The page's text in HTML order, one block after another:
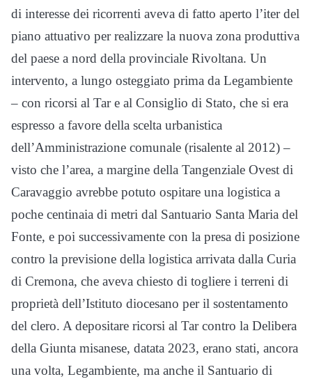
di interesse dei ricorrenti aveva di fatto aperto l’iter del
piano attuativo per realizzare la nuova zona produttiva
del paese a nord della provinciale Rivoltana. Un
intervento, a lungo osteggiato prima da Legambiente
– con ricorsi al Tar e al Consiglio di Stato, che si era
espresso a favore della scelta urbanistica
dell’Amministrazione comunale (risalente al 2012) –
visto che l’area, a margine della Tangenziale Ovest di
Caravaggio avrebbe potuto ospitare una logistica a
poche centinaia di metri dal Santuario Santa Maria del
Fonte, e poi successivamente con la presa di posizione
contro la previsione della logistica arrivata dalla Curia
di Cremona, che aveva chiesto di togliere i terreni di
proprietà dell’Istituto diocesano per il sostentamento
del clero. A depositare ricorsi al Tar contro la Delibera
della Giunta misanese, datata 2023, erano stati, ancora
una volta, Legambiente, ma anche il Santuario di